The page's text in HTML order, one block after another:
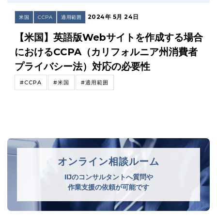
米国 CCPA 適用範囲 2024年 5月 24日
【米国】英語版Webサイトを作成する場合
におけるCCPA（カリフォルニア州消費者
プライバシー法）対応の必要性
#CCPA #米国 #適用範囲
オンライン相談ルーム
IIJのコンサルタントへ質問や
作業支援の依頼が可能です